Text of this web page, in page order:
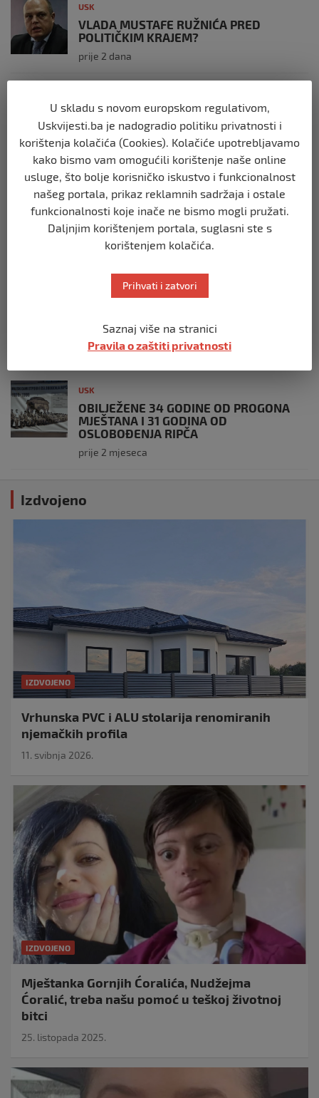
USK
VLADA MUSTAFE RUŽNIĆA PRED
POLITIČKIM KRAJEM?
prije 2 dana
KOLIKO LI JE SVJETOVA UBIJENO U
SREBRENICI, VIŠEGRADU, BILJANIMA,
PRIJEDORU, KOZARCU?
USK
ČLANOVI GO SDA BIHAĆ PRISUSTVOVALI
OBILJEŽAVANJU 34. GODIŠNJICE ZLOČINA
U BILJANIMA
GRANICA IZMEĐU TRANSPARENTNOSTI I
JAVNOG LINČA
prije 2 mjeseca
USK
OBILJEŽENE 34 GODINE OD PROGONA
MJEŠTANA I 31 GODINA OD
OSLOBOĐENJA RIPČA
prije 2 mjeseca
Izdvojeno
IZDVOJENO
Vrhunska PVC i ALU stolarija renomiranih
njemačkih profila
11. svibnja 2026.
IZDVOJENO
Mještanka Gornjih Ćoralića, Nudžejma
Ćoralić, treba našu pomoć u teškoj životnoj
bitci
25. listopada 2025.
U skladu s novom europskom regulativom,
Uskvijesti.ba je nadogradio politiku privatnosti i
korištenja kolačića (Cookies). Kolačiće upotrebljavamo
kako bismo vam omogućili korištenje naše online
usluge, što bolje korisničko iskustvo i funkcionalnost
našeg portala, prikaz reklamnih sadržaja i ostale
funkcionalnosti koje inače ne bismo mogli pružati.
Daljnjim korištenjem portala, suglasni ste s
korištenjem kolačića.
Prihvati i zatvori
Saznaj više na stranici
Pravila o zaštiti privatnosti